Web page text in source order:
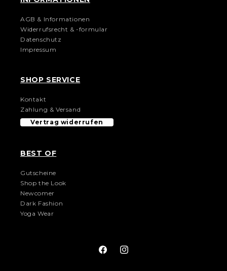
AGB & Informationen
Widerrufsrecht & -formular
Datenschutz
Impressum
SHOP SERVICE
Kontakt
Zahlung & Versand
Vertrag widerrufen
BEST OF
Gutscheine
Shop the Look
Newcomer
Dark Fashion
Yoga Wear
FacebookInstagram